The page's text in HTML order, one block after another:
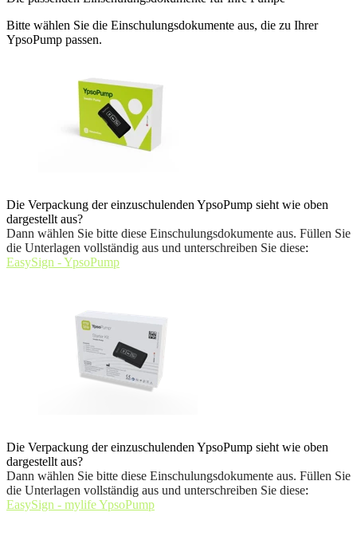
Bitte wählen Sie die Einschulungsdokumente aus, die zu Ihrer
YpsoPump passen.
Die Verpackung der einzuschulenden YpsoPump sieht wie oben
dargestellt aus?
Dann wählen Sie bitte diese Einschulungsdokumente aus. Füllen Sie
die Unterlagen vollständig aus und unterschreiben Sie diese:
EasySign - YpsoPump
Die Verpackung der einzuschulenden YpsoPump sieht wie oben
dargestellt aus?
Dann wählen Sie bitte diese Einschulungsdokumente aus. Füllen Sie
die Unterlagen vollständig aus und unterschreiben Sie diese:
EasySign - mylife YpsoPump